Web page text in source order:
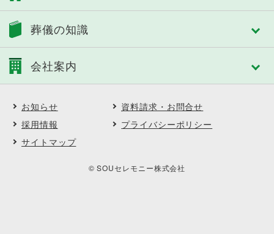
エンバーミング・湯灌
トータルサポート
葬儀への想い
茂原市
いすみ市
鴨川市
勝浦市
山武郡
木更津市
君津市
匝瑳市
柏市
野田市
認知症対策あんしんパック
家族葬
中規模葬
一日葬
直葬
博全社の社葬
選べる葬送品・おもてなし
事前相談のすすめ
アフターサポート
SOUセレモニーメンバーズ(互助会)
喪中はがき印刷サービス
契約企業・団体の葬儀割引サービス
イベント・セミナー・見学会
葬儀の知識
葬儀に必要な費用
ご葬儀後の対応と手続き
よくある質問
ご葬儀エピソード
顧客インタビュー
料理長からの食材だより
会社案内
会社概要・理念
沿革
直営式場
地域に根ざした取り組み
お知らせ
資料請求・お問合せ
採用情報
プライバシーポリシー
サイトマップ
© SOUセレモニー株式会社